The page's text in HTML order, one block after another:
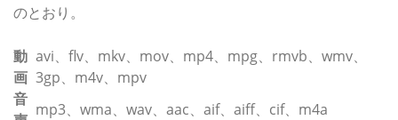
のとおり。
動
画
avi、flv、mkv、mov、mp4、mpg、rmvb、wmv、
3gp、m4v、mpv
音
mp3、wma、wav、aac、aif、aiff、cif、m4a